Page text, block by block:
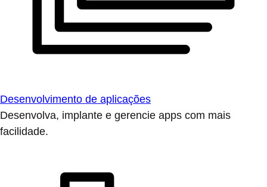
Desenvolvimento de aplicações
Desenvolva, implante e gerencie apps com mais
facilidade.